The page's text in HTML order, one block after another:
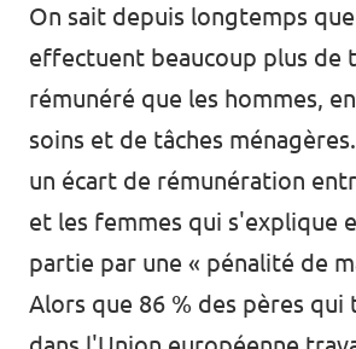
On sait depuis longtemps
effectuent beaucoup plus de
rémunéré que les hommes,
soins et de tâches
un écart de rémunération
et les femmes qui s'explique
partie par une « pénalité de
Alors que 86 % des pères qui